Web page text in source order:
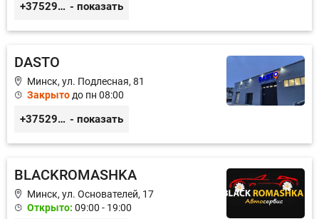
+375299395764 - показать
DASTO
Минск, ул. Подлесная, 81
Закрытодо пн 08:00
+375296606560 - показать
BLACKROMASHKA
Минск, ул. Основателей, 17
Открыто: 09:00 - 19:00